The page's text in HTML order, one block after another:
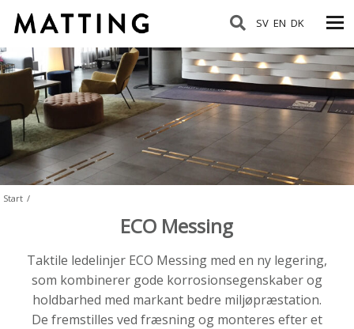
SV EN DK
Start /
ECO Messing
Taktile ledelinjer ECO Messing med en ny legering,
som kombinerer gode korrosionsegenskaber og
holdbarhed med markant bedre miljøpræstation.
De fremstilles ved fræsning og monteres efter et